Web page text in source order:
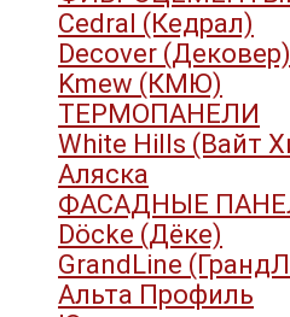
Cedral (Кедрал)
Decover (Дековер)
Kmew (КМЮ)
ТЕРМОПАНЕЛИ
White Hills (Вайт
Аляска
ФАСАДНЫЕ
Döcke (Дёке)
GrandLine
Альта Профиль